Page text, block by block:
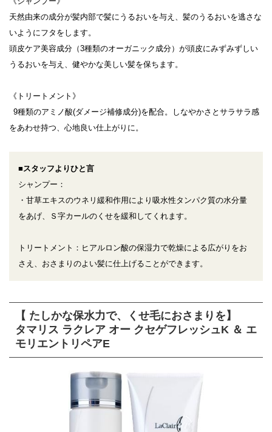
天然由来の成分が髪内部で髪にうるおいを与え、髪のうるおいを逃さな
いようにフタをします。
頭皮ケア美容成分（3種類のオーガニック成分）が頭皮にみずみずしい
うるおいを与え、健やかな美しい髪を保ちます。
《トリートメント》
9種類のアミノ酸(ダメージ補修成分)を配合。しなやかさとサラサラ感
をあわせ持つ、心地良い仕上がりに。
■スタッフよりひと言
シャンプー：
・甘草エキスのウネリ緩和作用により吸水性タンパク質の水分量
をあげ、Ｓ字カールのくせを緩和してくれます。
トリートメント：ヒアルロン酸の保湿力で乾燥による広がりをお
さえ、おさまりのよい髪に仕上げることができます。
【 たしかな保水力で、くせ毛におさまりを】
タマリス ラクレア オー クセゲフレッシュK ＆ エ
モリエントリペアE